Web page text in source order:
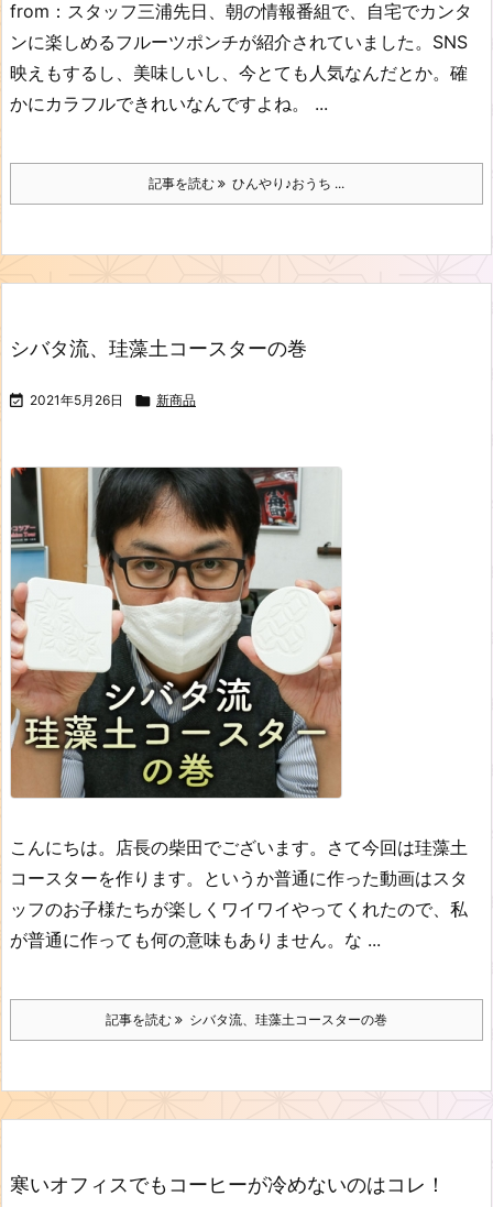
from：スタッフ三浦先日、朝の情報番組で、自宅でカンタ
ンに楽しめるフルーツポンチが紹介されていました。 SNS
映えもするし、美味しいし、今とても人気なんだとか。 確
かにカラフルできれいなんですよね。 ...
記事を読む ひんやり♪おうち ...
シバタ流、珪藻土コースターの巻
 2021年5月26日  新商品
こんにちは。店長の柴田でございます。 さて今回は珪藻土
コースターを作ります。 というか普通に作った動画はスタ
ッフのお子様たちが楽しくワイワイやってくれたので、私
が普通に作っても何の意味もありません。 な ...
記事を読む シバタ流、珪藻土コースターの巻
寒いオフィスでもコーヒーが冷めないのはコレ！